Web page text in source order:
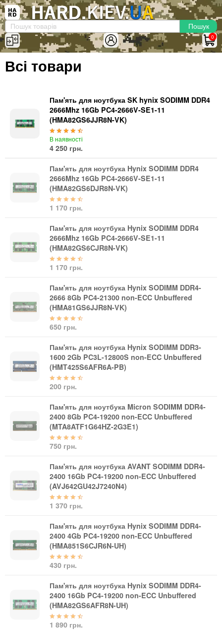
0
Вхід|Реєстрація×
(097)-938-03-73 Telegram WhatsApp
Послуги
Доставка та оплата
Ноутбуки
Комплектуючі
Процесори (CPU)
Оперативна пам'ять
Жорсткі диски та SSD
SAS диски
SATA диски
Блоки живлення
Контролери RAID
Кулери та системи охолодження
Кошики та салазки для жорстких дисків
Рейки та кріплення
Інші комплектуючі
Заглушки для корпусів
Мережеве обладнання
Маршрутизатори та комутатори
Мережеві карти
Wi-Fi і Bluetooth адаптери
Хаби і кардридери
Фильтри та стабілізатори
Кабелі, роз'єми, перехідники
Аксесуари для ноутбуків
Акумулятори
Зовнішні блоки живлення
Клавіатури, миші, комплекти
Відеоспостереження
Всі товари
Пам'ять для ноутбука SK hynix SODIMM DDR4
2666Mhz 16Gb PC4-2666V-SE1-11
(HMA82GS6JJR8N-VK)
В наявності
4 250 грн.
Пам'ять для ноутбука Hynix SODIMM DDR4
2666Mhz 16Gb PC4-2666V-SE1-11
(HMA82GS6DJR8N-VK)
1 170 грн.
Пам'ять для ноутбука Hynix SODIMM DDR4
2666Mhz 16Gb PC4-2666V-SE1-11
(HMA82GS6CJR8N-VK)
1 170 грн.
Пам'ять для ноутбука Hynix SODIMM DDR4-
2666 8Gb PC4-21300 non-ECC Unbuffered
(HMA81GS6JJR8N-VK)
650 грн.
Пам'ять для ноутбука Hynix SODIMM DDR3-
1600 2Gb PC3L-12800S non-ECC Unbuffered
(HMT425S6AFR6A-PB)
200 грн.
Пам'ять для ноутбука Micron SODIMM DDR4-
2400 8Gb PC4-19200 non-ECC Unbuffered
(MTA8ATF1G64HZ-2G3E1)
750 грн.
Пам'ять для ноутбука AVANT SODIMM DDR4-
2400 16Gb PC4-19200 non-ECC Unbuffered
(AVJ642GU42J7240N4)
1 370 грн.
Пам'ять для ноутбука Hynix SODIMM DDR4-
2400 4Gb PC4-19200 non-ECC Unbuffered
(HMA851S6CJR6N-UH)
430 грн.
Пам'ять для ноутбука Hynix SODIMM DDR4-
2400 16Gb PC4-19200 non-ECC Unbuffered
(HMA82GS6AFR8N-UH)
1 890 грн.